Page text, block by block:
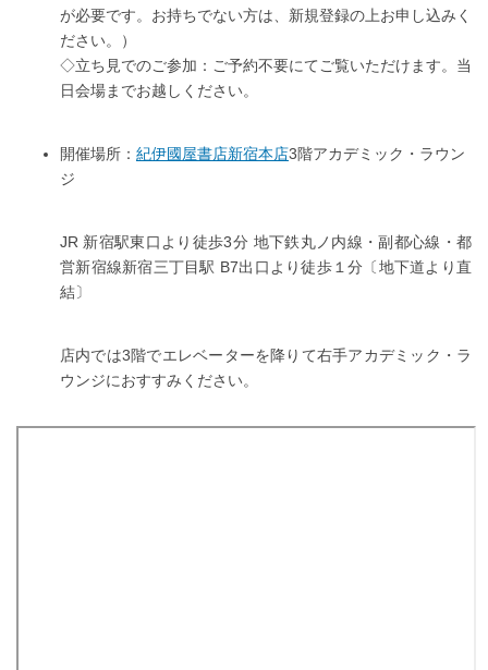
が必要です。お持ちでない方は、新規登録の上お申し込みく
ださい。）
◇立ち見でのご参加：ご予約不要にてご覧いただけます。当
日会場までお越しください。
開催場所： 紀伊國屋書店新宿本店3階アカデミック・ラウン
ジ
JR 新宿駅東口より徒歩3分 地下鉄丸ノ内線・副都心線・都
営新宿線新宿三丁目駅 B7出口より徒歩１分〔地下道より直
結〕
店内では3階でエレベーターを降りて右手アカデミック・ラ
ウンジにおすすみください。